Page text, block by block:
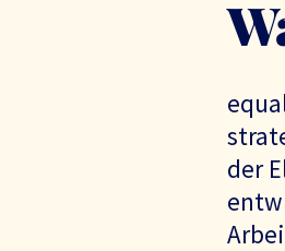
der